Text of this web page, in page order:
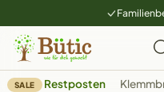
SALE Restposten